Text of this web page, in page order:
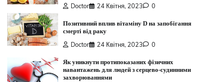
Doctor 24 Квітня, 2023 0
Позитивний вплив вітаміну D на запобігання
смерті від раку
Doctor 24 Квітня, 2023 0
Як уникнути протипоказаних фізичних
навантажень для людей з серцево-судинними
захворюваннями